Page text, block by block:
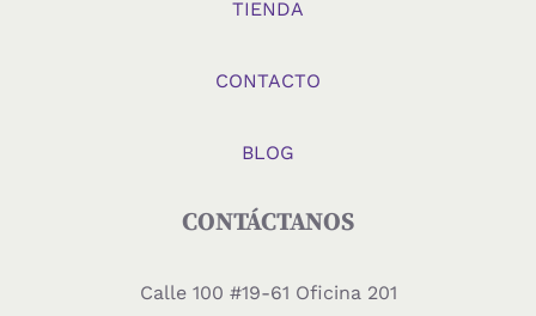
TIENDA
CONTACTO
BLOG
CONTÁCTANOS
Calle 100 #19-61 Oficina 201